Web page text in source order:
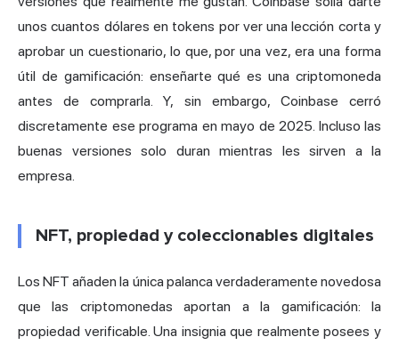
unos cuantos dólares en tokens por ver una lección corta y
aprobar un cuestionario, lo que, por una vez, era una forma
útil de gamificación: enseñarte qué es una criptomoneda
antes de comprarla. Y, sin embargo, Coinbase cerró
discretamente ese programa en mayo de 2025. Incluso las
buenas versiones solo duran mientras les sirven a la
empresa.
NFT, propiedad y coleccionables digitales
Los NFT añaden la única palanca verdaderamente novedosa
que las criptomonedas aportan a la gamificación: la
propiedad verificable. Una insignia que realmente posees y